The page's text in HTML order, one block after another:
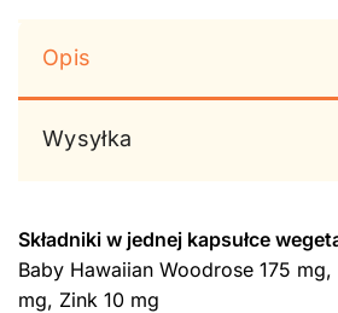
Opis
Wysyłka
Składniki w jednej kapsułce
Baby Hawaiian Woodrose 175
mg, Zink 10 mg